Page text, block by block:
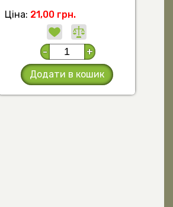
Ціна: 21,00 грн.
- +
Додати в кошик